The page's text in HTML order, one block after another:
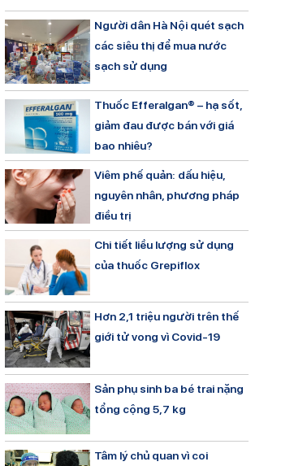
Người dân Hà Nội quét sạch
các siêu thị để mua nước
sạch sử dụng
Thuốc Efferalgan® – hạ sốt,
giảm đau được bán với giá
bao nhiêu?
Viêm phế quản: dấu hiệu,
nguyên nhân, phương pháp
điều trị
Chi tiết liều lượng sử dụng
của thuốc Grepiflox
Hơn 2,1 triệu người trên thế
giới tử vong vì Covid-19
Sản phụ sinh ba bé trai nặng
tổng cộng 5,7 kg
Tâm lý chủ quan vì coi